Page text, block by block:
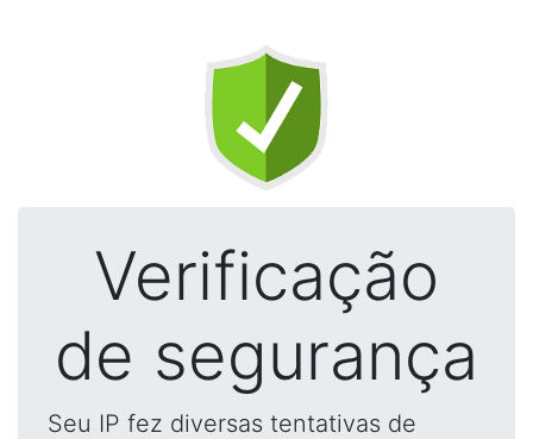
Verificação
de segurança
Seu IP fez diversas tentativas de